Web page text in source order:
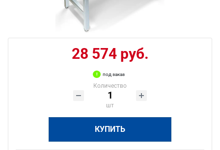
28 574 руб.
под заказ
Количество
шт
КУПИТЬ